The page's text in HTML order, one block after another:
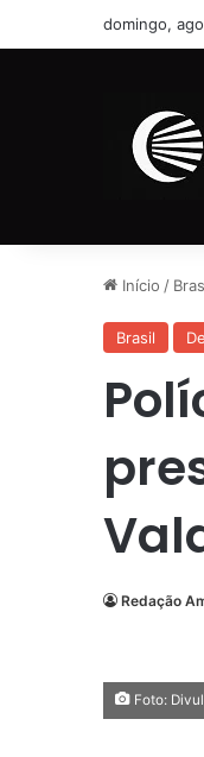
domingo,
Início /
Brasil
Redação
Foto: